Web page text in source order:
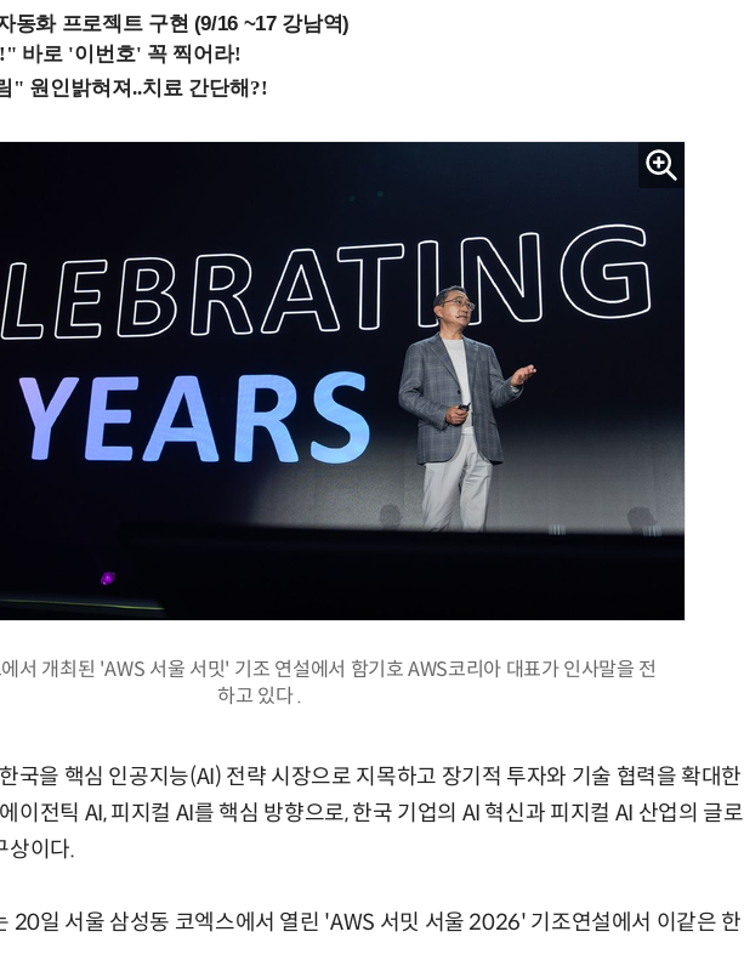
동화 프로젝트 구현 (9/16 ~17 강남역)
서 개최된 'AWS 서울 서밋' 기조 연설에서 함기호 AWS코리아 대표가 인사말을 전
하고 있다 .
국을 핵심 인공지능(AI) 전략 시장으로 지목하고 장기적 투자와 기술 협력을 확대한
이전틱 AI, 피지컬 AI를 핵심 방향으로, 한국 기업의 AI 혁신과 피지컬 AI 산업의 글로
상이다.
20일 서울 삼성동 코엑스에서 열린 'AWS 서밋 서울 2026' 기조연설에서 이같은 한